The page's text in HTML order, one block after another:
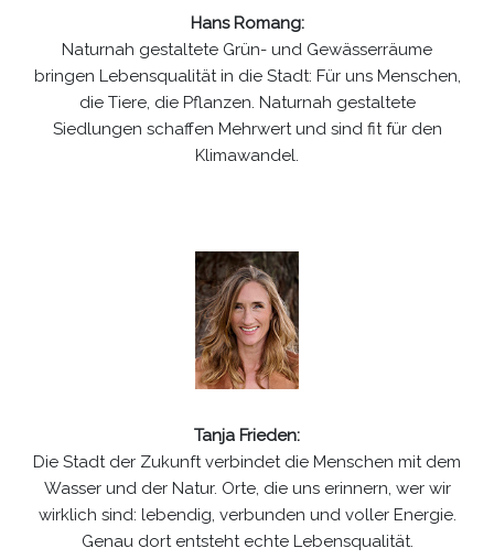
Hans Romang:
Naturnah gestaltete Grün- und Gewässerräume
bringen Lebensqualität in die Stadt: Für uns Menschen,
die Tiere, die Pflanzen. Naturnah gestaltete
Siedlungen schaffen Mehrwert und sind fit für den
Klimawandel.
Tanja Frieden:
Die Stadt der Zukunft verbindet die Menschen mit dem
Wasser und der Natur. Orte, die uns erinnern, wer wir
wirklich sind: lebendig, verbunden und voller Energie.
Genau dort entsteht echte Lebensqualität.